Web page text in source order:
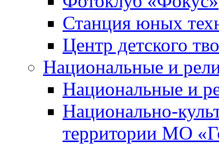
Станция юных
Центр детского
Национальные и
Национальные и
Национально-
территории МО